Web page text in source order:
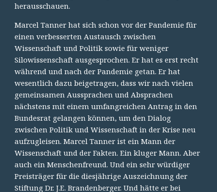
herausschauen.
Marcel Tanner hat sich schon vor der Pandemie für
einen verbesserten Austausch zwischen
Wissenschaft und Politik sowie für weniger
Silowissenschaft ausgesprochen. Er hat es erst recht
während und nach der Pandemie getan. Er hat
wesentlich dazu beigetragen, dass wir nach vielen
gemeinsamen Aussprachen und Absprachen
nächstens mit einem umfangreichen Antrag in den
Bundesrat gelangen können, um den Dialog
zwischen Politik und Wissenschaft in der Krise neu
aufzugleisen. Marcel Tanner ist ein Mann der
Wissenschaft und der Fakten. Ein kluger Mann. Aber
auch ein Menschenfreund. Und ein sehr würdiger
Preisträger für die diesjährige Auszeichnung der
Stiftung Dr. J.E. Brandenberger. Und hätte er bei